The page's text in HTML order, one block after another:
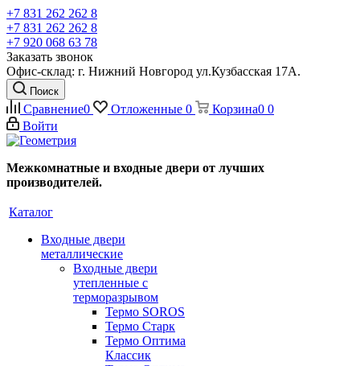
+7 831 262 262 8
+7 831 262 262 8
+7 920 068 63 78
Заказать звонок
Офис-склад: г. Нижний Новгород ул.Кузбасская 17А.
Поиск
Сравнение0 Отложенные 0 Корзина0 0
Войти
Межкомнатные и входные двери от лучших
производителей.
Каталог
Входные двери
металлические
Входные двери
утепленные с
терморазрывом
Термо SOROS
Термо Старк
Термо Оптима
Классик